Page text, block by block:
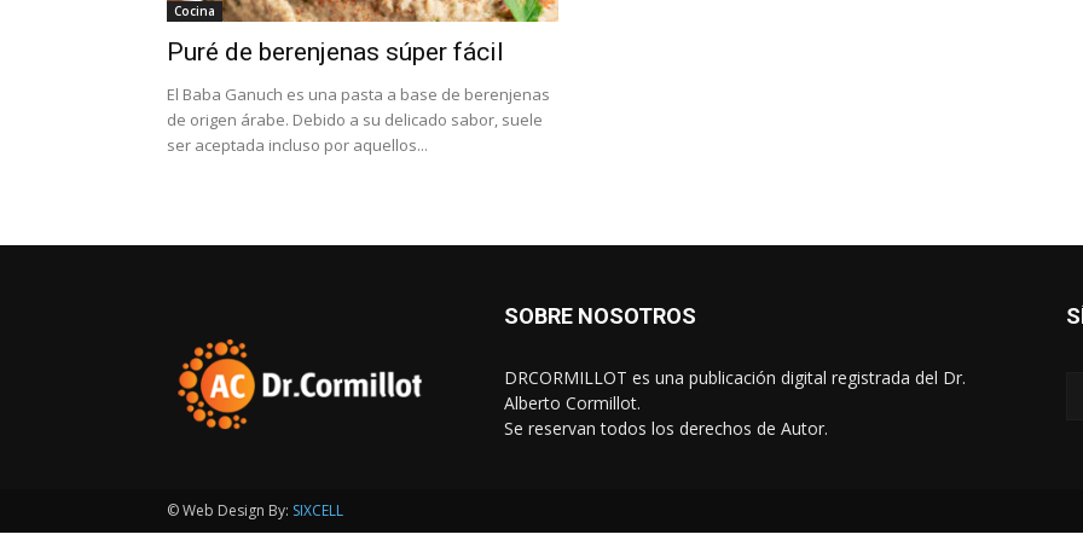
Cocina
Puré de berenjenas súper fácil
El Baba Ganuch es una pasta a base de berenjenas
de origen árabe. Debido a su delicado sabor, suele
ser aceptada incluso por aquellos...
SOBRE NOSOTROS
DRCORMILLOT es una publicación digital registrada del Dr.
Alberto Cormillot.
Se reservan todos los derechos de Autor.
© Web Design By: SIXCELL